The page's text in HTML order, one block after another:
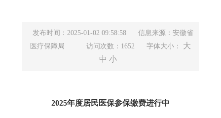
发布时间：2025-01-02 09:58:58
信息来源：安徽省
医疗保障局
访问次数：1652 字体大小： 大
中 小
2025年度居民医保参保缴费进行中